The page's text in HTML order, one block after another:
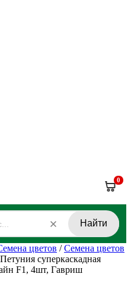
0
Найти
цветов /Семена цветов
суперкаскадная
F1, 4шт, Гавриш